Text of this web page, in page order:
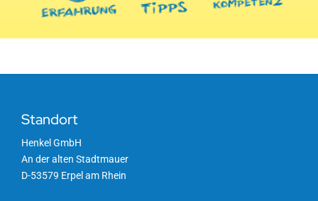
Standort
Henkel GmbH
An der alten Stadtmauer
D-53579 Erpel am Rhein